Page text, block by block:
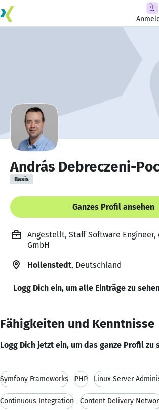
András Debreczeni-
Basis
Ganzes Profil ansehen
Angestellt, Staff Software Engineer,
GmbH
Hollenstedt, Deutschland
Logg Dich ein, um alle Einträge zu
Fähigkeiten und Kenntnisse
Logg Dich jetzt ein, um das ganze Profil zu
Symfony Frameworks PHP Linux Server
Continuous Integration Content Delivery